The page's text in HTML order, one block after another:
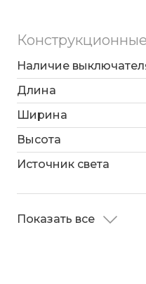
Наличие
Длина
Ширина
Высота
Источник света
Показать все